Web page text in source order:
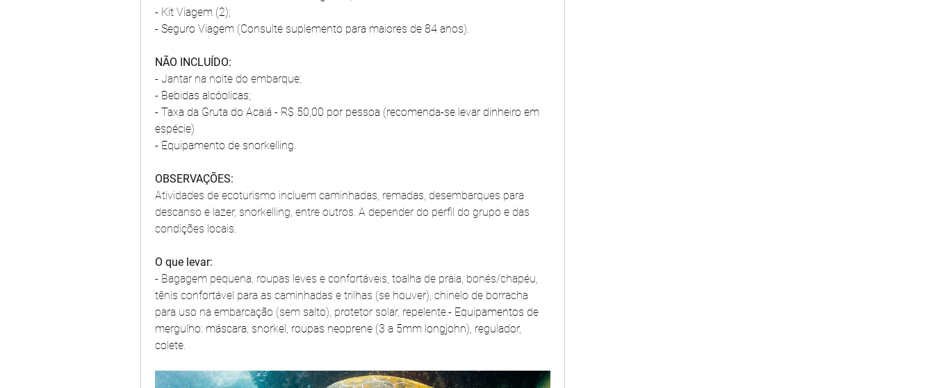
- Kit Viagem (2);
- Seguro Viagem (Consulte suplemento para maiores de 84 anos).
NÃO INCLUÍDO:
- Jantar na noite do embarque;
- Bebidas alcóolicas;
- Taxa da Gruta do Acaiá - R$ 50,00 por pessoa (recomenda-se levar dinheiro em
espécie)
- Equipamento de snorkelling.
OBSERVAÇÕES:
Atividades de ecoturismo incluem caminhadas, remadas, desembarques para
descanso e lazer, snorkelling, entre outros. A depender do perfil do grupo e das
condições locais.
O que levar:
- Bagagem pequena, roupas leves e confortáveis, toalha de praia, bonés/chapéu,
tênis confortável para as caminhadas e trilhas (se houver), chinelo de borracha
para uso na embarcação (sem salto), protetor solar, repelente.- Equipamentos de
mergulho: máscara, snorkel, roupas neoprene (3 a 5mm longjohn), regulador,
colete.